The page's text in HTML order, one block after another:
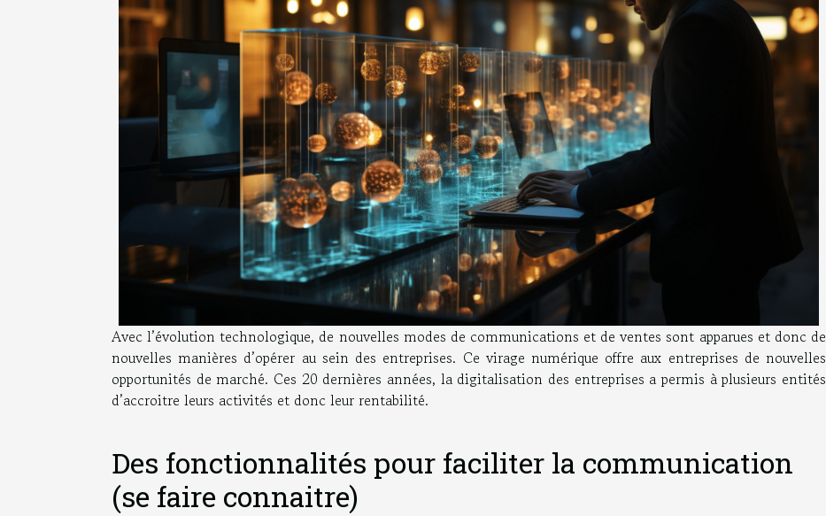
Avec l’évolution technologique, de nouvelles modes de communications et de ventes sont apparues et donc de
nouvelles manières d’opérer au sein des entreprises. Ce virage numérique offre aux entreprises de nouvelles
opportunités de marché. Ces 20 dernières années, la digitalisation des entreprises a permis à plusieurs entités
d’accroitre leurs activités et donc leur rentabilité.
Des fonctionnalités pour faciliter la communication
(se faire connaitre)